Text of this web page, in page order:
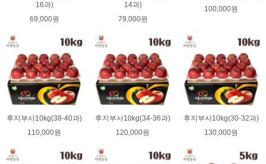
16과)
69,000원
14과)
79,000원
100,000원
후지부사10kg(38-40과)
110,000원
후지부사10kg(34-36과)
120,000원
후지부사10kg(30-32과)
130,000원